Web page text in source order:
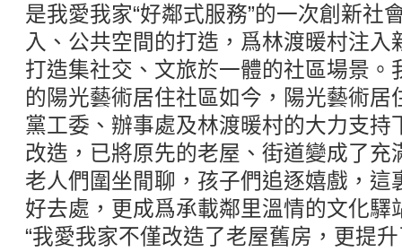
是我愛我家“好鄰式服務”的一次創新
入、公共空間的打造，爲林渡暖村注
打造集社交、文旅於一體的社區場景。
的陽光藝術居住社區如今，陽光藝術居
黨工委、辦事處及林渡暖村的大力支持
改造，已將原先的老屋、街道變成了充
老人們圍坐閒聊，孩子們追逐嬉戲，這
好去處，更成爲承載鄰里溫情的文化驛
“我愛我家不僅改造了老屋舊房，更提